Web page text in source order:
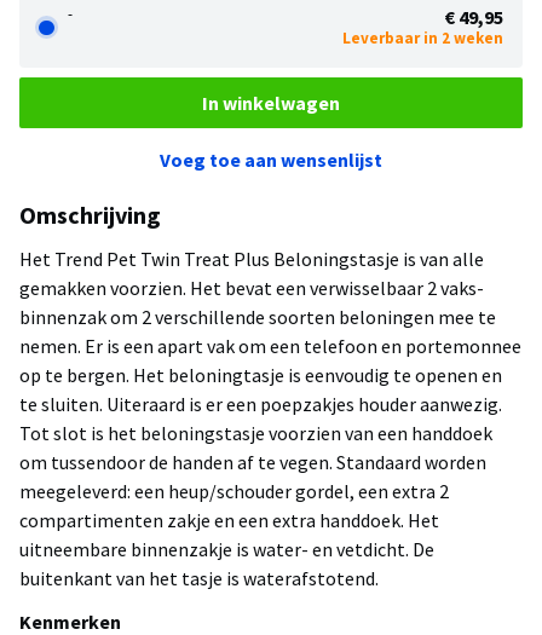
- € 49,95
Leverbaar in 2 weken
In winkelwagen
Voeg toe aan wensenlijst
Omschrijving
Het Trend Pet Twin Treat Plus Beloningstasje is van alle
gemakken voorzien. Het bevat een verwisselbaar 2 vaks-
binnenzak om 2 verschillende soorten beloningen mee te
nemen. Er is een apart vak om een telefoon en portemonnee
op te bergen. Het beloningtasje is eenvoudig te openen en
te sluiten. Uiteraard is er een poepzakjes houder aanwezig.
Tot slot is het beloningstasje voorzien van een handdoek
om tussendoor de handen af te vegen. Standaard worden
meegeleverd: een heup/schouder gordel, een extra 2
compartimenten zakje en een extra handdoek. Het
uitneembare binnenzakje is water- en vetdicht. De
buitenkant van het tasje is waterafstotend.
Kenmerken